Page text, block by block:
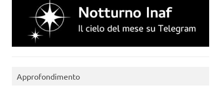
Approfondimento